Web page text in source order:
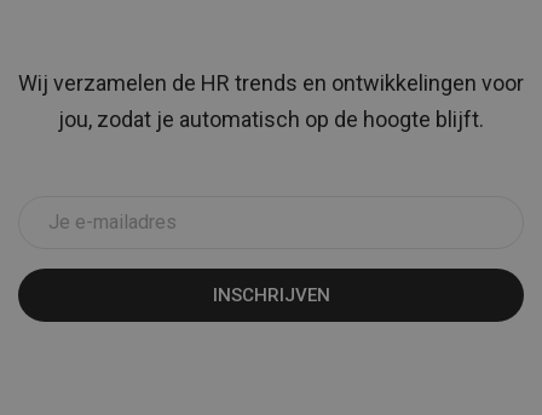
Wij verzamelen de HR trends en ontwikkelingen voor
jou, zodat je automatisch op de hoogte blijft.